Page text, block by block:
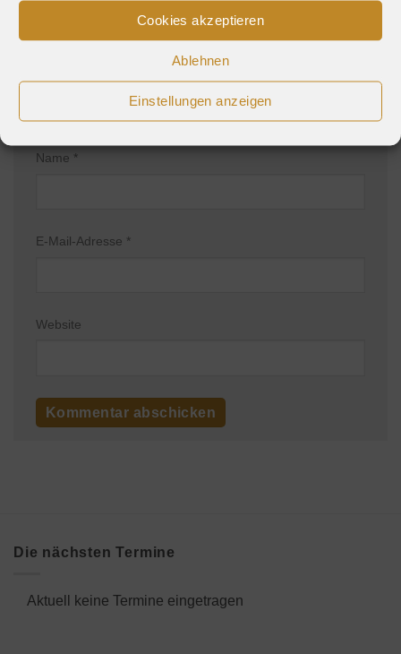
Cookies akzeptieren
Ablehnen
Einstellungen anzeigen
Kommentar*
Name *
E-Mail-Adresse *
Website
Die nächsten Termine
Aktuell keine Termine eingetragen